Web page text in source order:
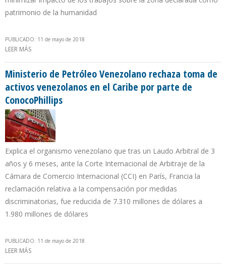
patrimonio de la humanidad
PUBLICADO: 11 de mayo de 2018
LEER MÁS
2019
Ministerio de Petróleo Venezolano rechaza toma de
activos venezolanos en el Caribe por parte de
ConocoPhillips
Explica el organismo venezolano que tras un Laudo Arbitral de 3
años y 6 meses, ante la Corte Internacional de Arbitraje de la
Cámara de Comercio Internacional (CCI) en París, Francia la
reclamación relativa a la compensación por medidas
discriminatorias, fue reducida de 7.310 millones de dólares a
1.980 millones de dólares
PUBLICADO: 11 de mayo de 2018
LEER MÁS